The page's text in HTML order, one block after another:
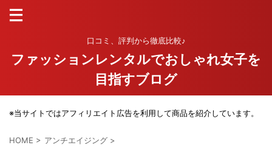
口コミ、評判から徹底比較♪
ファッションレンタルでおしゃれ女子を
目指すブログ
※当サイトではアフィリエイト広告を利用して商品を紹介しています。
HOME > アンチエイジング >